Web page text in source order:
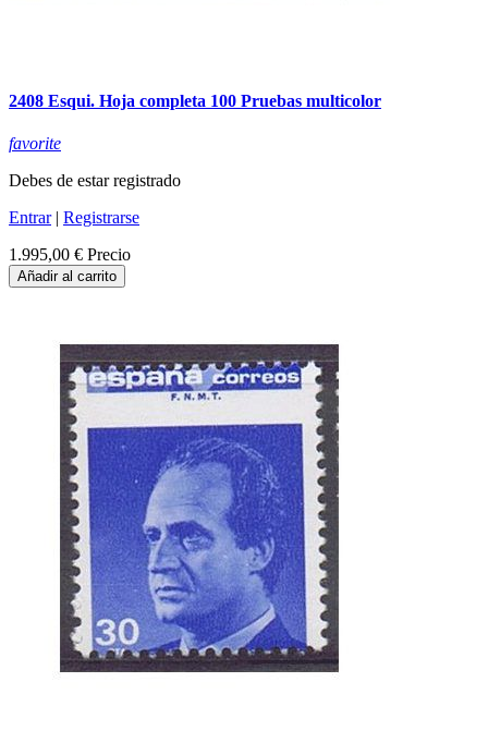
2408 Esqui. Hoja completa 100 Pruebas multicolor
favorite
Debes de estar registrado
Entrar| Registrarse
1.995,00 € Precio
Añadir al carrito